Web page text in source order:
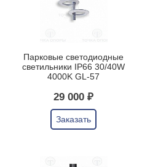
Парковые светодиодные
светильники IP66 30/40W
4000K GL-57
29 000 ₽
Заказать